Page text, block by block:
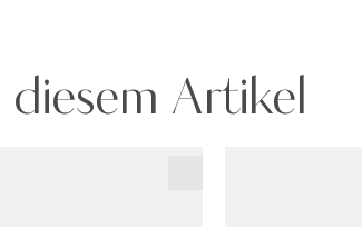
diesem Artikel